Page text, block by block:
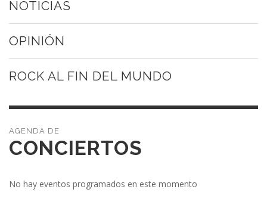
NOTICIAS
OPINIÓN
ROCK AL FIN DEL MUNDO
CONCIERTOS
No hay eventos programados en este momento